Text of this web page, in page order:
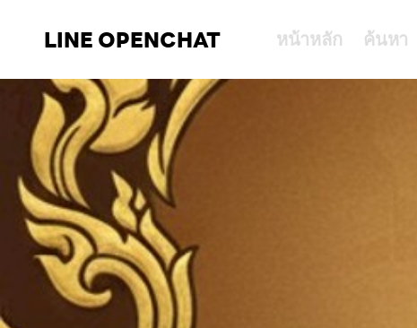
LINE OPENCHAT หน้าหลัก ค้นหา